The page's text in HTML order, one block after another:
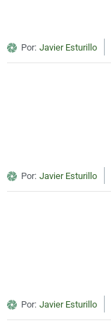
Por: Javier Esturillo
Por: Javier Esturillo
Por: Javier Esturillo